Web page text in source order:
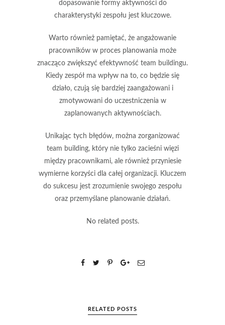
dopasowanie formy aktywnoścido
charakterystyki zespołu jest kluczowe.
Warto również pamiętać, że angażowanie
pracowników w proces planowania może
znacząco zwiększyć efektywność team buildingu.
Kiedy zespół ma wpływ na to, co będzie się
działo, czują się bardziej zaangażowani i
zmotywowani do uczestniczenia w
zaplanowanych aktywnościach.
Unikając tych błędów, można zorganizować
team building, który nie tylko zacieśni więzi
między pracownikami, ale również przyniesie
wymierne korzyści dla całej organizacji. Kluczem
do sukcesu jest zrozumienie swojego zespołu
oraz przemyślane planowanie działań.
No related posts.
RELATED POSTS